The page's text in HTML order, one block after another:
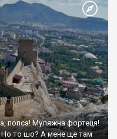
попса! Муляжна фортеця!
Но то шо? А мене ще там